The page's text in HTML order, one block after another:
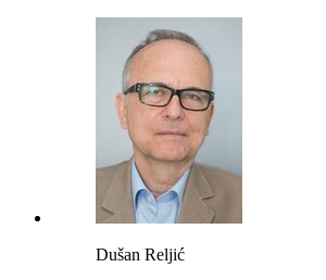
Dušan Reljić